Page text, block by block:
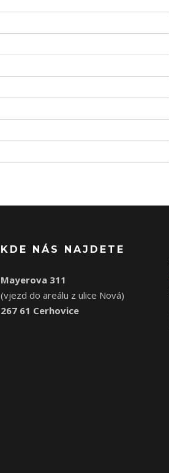
KDE NÁS NAJDETE
Mayerova 311
(vjezd do areálu z ulice Nová)
267 61 Cerhovice